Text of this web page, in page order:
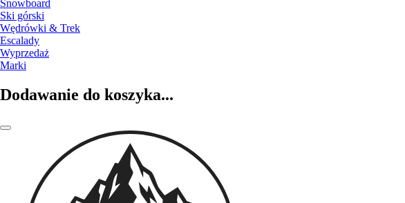
Snowboard
Ski górski
Wędrówki & Trek
Escalady
Wyprzedaż
Marki
Dodawanie do koszyka...